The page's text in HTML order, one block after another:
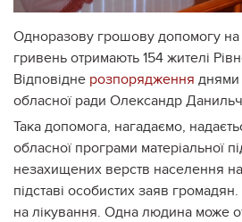
Одноразову грошову допомогу
гривень отримають 154 жителі
Відповідне розпорядження днями
обласної ради Олександр
Така допомога, нагадаємо,
обласної програми матеріальної
незахищених верств населення
підставі особистих заяв
на лікування. Одна людина може